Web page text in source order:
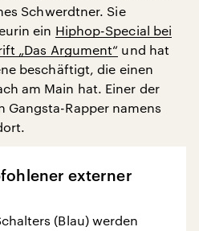
Schwerdtner. Sie
ein Hiphop-Special bei
„Das Argument“ und hat
beschäftigt, die einen
am Main hat. Einer der
Gangsta-Rapper namens
externer
(Blau) werden